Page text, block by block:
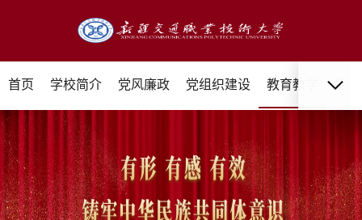
首页 学校简介 党风廉政 党组织建设 教育教学 招